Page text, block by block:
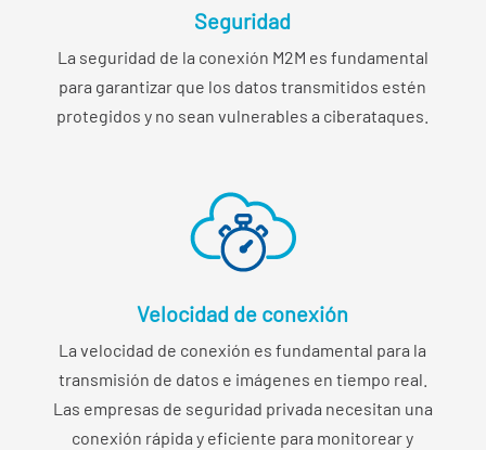
Seguridad
La seguridad de la conexión M2M es fundamental
para garantizar que los datos transmitidos estén
protegidos y no sean vulnerables a ciberataques.
Velocidad de conexión
La velocidad de conexión es fundamental para la
transmisión de datos e imágenes en tiempo real.
Las empresas de seguridad privada necesitan una
conexión rápida y eficiente para monitorear y